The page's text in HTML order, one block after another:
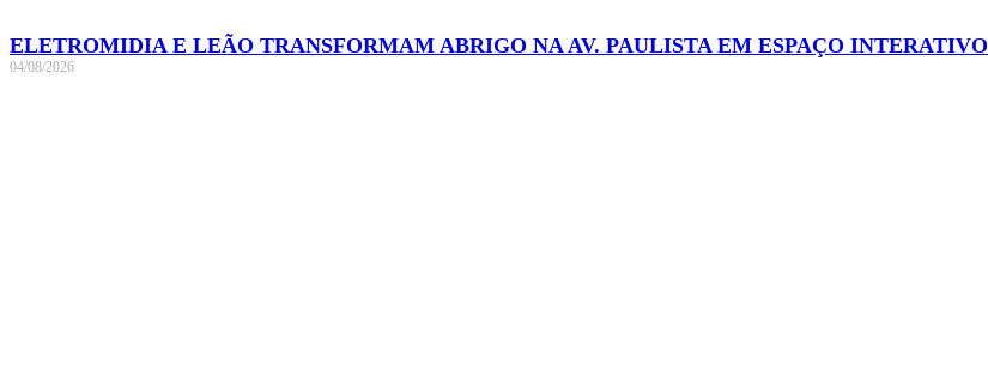
ELETROMIDIA E LEÃO TRANSFORMAM ABRIGO NA AV. PAULISTA EM ESPAÇO INTERATIVO
04/08/2026